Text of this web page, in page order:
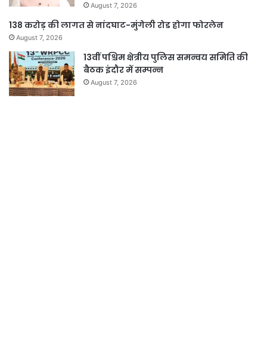
August 7, 2026
138 करोड़ की लागत से नांदघाट-मुंगेली रोड होगा फोरलेन
August 7, 2026
13वीं पश्चिम क्षेत्रीय पुलिस समन्वय समिति की
बैठक इंदौर में सम्पन्न
August 7, 2026